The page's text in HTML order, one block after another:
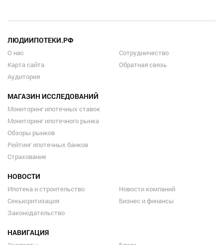
ЛЮДИИПОТЕКИ.РФ
О нас
Карта сайта
Аудитория
Сотрудничество
Обратная связь
МАГАЗИН ИССЛЕДОВАНИЙ
Мониторинг ипотечных ставок
Мониторинг ипотечного рынка
Обзоры рынков
Рейтинг ипотечных банков
Страхование
НОВОСТИ
Ипотека и строительство
Секьюритизация
Законодательство
Новости компаний
Бизнес и финансы
НАВИГАЦИЯ